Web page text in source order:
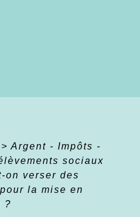
> Argent - Impôts -
sociaux
on verser des
la mise en
?